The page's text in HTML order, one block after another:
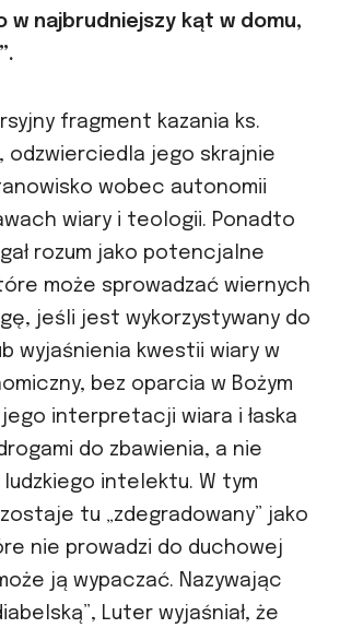
w najbrudniejszy kąt w domu,
fragment kazania ks.
odzwierciedla jego skrajnie
wobec autonomii
wiary i teologii. Ponadto
rozum jako potencjalne
może sprowadzać wiernych
jeśli jest wykorzystywany do
wyjaśnienia kwestii wiary w
bez oparcia w Bożym
jego interpretacji wiara i łaska
do zbawienia, a nie
intelektu. W tym
tu „zdegradowany” jako
nie prowadzi do duchowej
ją wypaczać. Nazywając
Luter wyjaśniał, że